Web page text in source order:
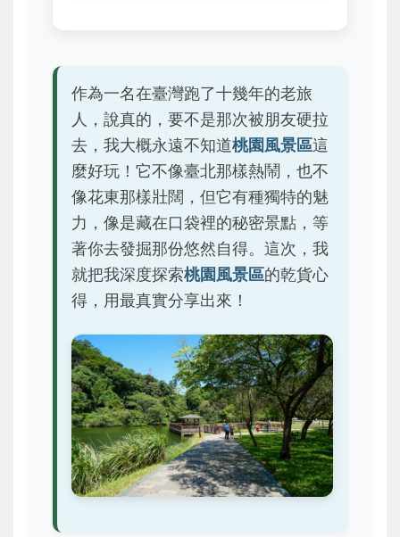
作為一名在臺灣跑了十幾年的老旅
人，說真的，要不是那次被朋友硬拉
去，我大概永遠不知道桃園風景區這
麼好玩！它不像臺北那樣熱鬧，也不
像花東那樣壯闊，但它有種獨特的魅
力，像是藏在口袋裡的秘密景點，等
著你去發掘那份悠然自得。這次，我
就把我深度探索桃園風景區的乾貨心
得，用最真實分享出來！